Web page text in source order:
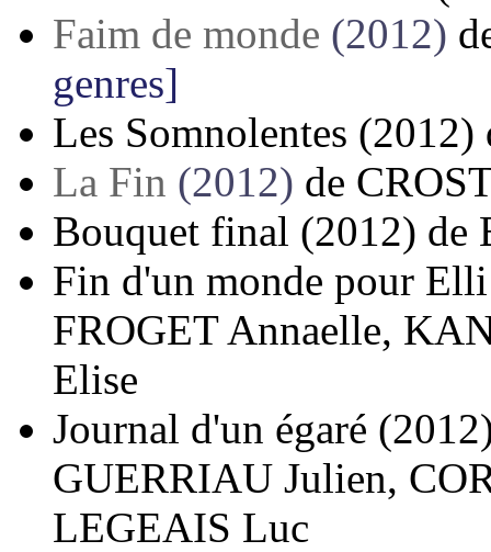
Faim de monde (2012)
genres]
Les Somnolentes (2012)
La Fin (2012) de
Bouquet final (2012) de
Fin d'un monde pour Elli
FROGET Annaelle,
Elise
Journal d'un égaré
GUERRIAU Julien,
LEGEAIS Luc